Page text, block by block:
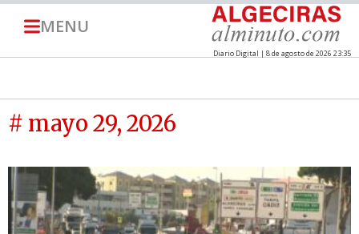
MENU
Diario Digital | 8 de agosto de 2026 23:35
# mayo 29, 2026